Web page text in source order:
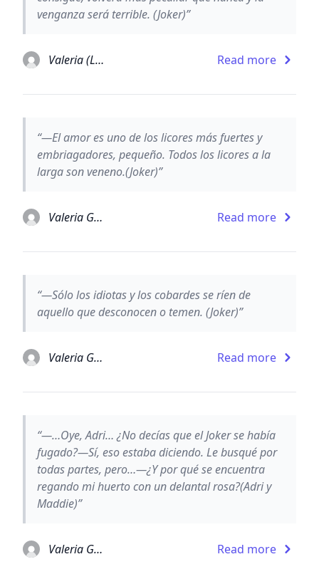
venganza será terrible. (Joker)”
Valeria (Lux Matnifica) González Lozano Read more
“—El amor es uno de los licores más fuertes y
embriagadores, pequeño. Todos los licores a la
larga son veneno.(Joker)”
Valeria González Lozano Read more
“—Sólo los idiotas y los cobardes se ríen de
aquello que desconocen o temen. (Joker)”
Valeria González Lozano Read more
“—…Oye, Adri… ¿No decías que el Joker se había
fugado?—Sí, eso estaba diciendo. Le busqué por
todas partes, pero…—¿Y por qué se encuentra
regando mi huerto con un delantal rosa?(Adri y
Maddie)”
Valeria González Lozano Read more